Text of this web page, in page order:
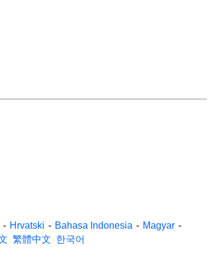
- Hrvatski - Bahasa Indonesia - Magyar -
繁體中文 한국어